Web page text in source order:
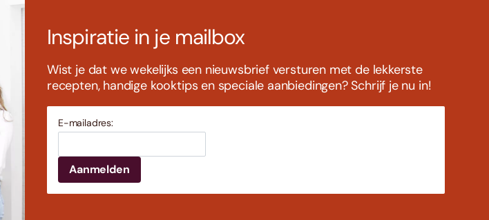
Inspiratie in je mailbox
Wist je dat we wekelijks een nieuwsbrief versturen met de lekkerste
recepten, handige kooktips en speciale aanbiedingen? Schrijf je nu in!
E-mailadres: